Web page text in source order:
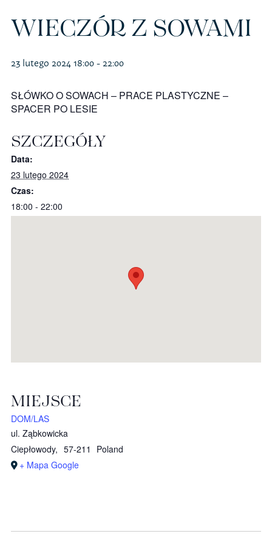
Sklep na ptak
Koszulki
Książki
Budki i karmniki
WIECZÓR Z SOWAMI
23 lutego 2024 18:00 - 22:00
SŁÓWKO O SOWACH – PRACE PLASTYCZNE –
SPACER PO LESIE
SZCZEGÓŁY
Data:
23 lutego 2024
Czas:
18:00 - 22:00
MIEJSCE
DOM/LAS
ul. Ząbkowicka
Ciepłowody, 57-211
Poland
+ Mapa Google